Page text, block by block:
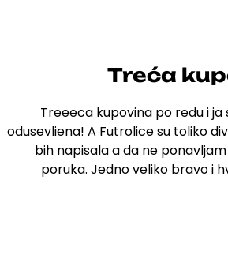
Treća
Treeeca kupovina po redu i
odusevliena! A Futrolice su toliko
bih napisala a da ne
poruka. Jedno veliko bravo i